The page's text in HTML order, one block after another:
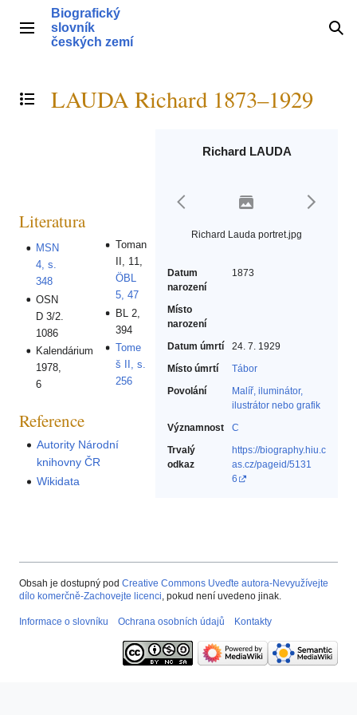
obsahHlavní menu
Biografický
slovník
českých zemí
Přepnout obsah
LAUDA Richard 1873–1929
Richard LAUDA
Richard Lauda portret.jpg
Datum
narození
1873
Místo
narození
Datum úmrtí
24. 7. 1929
Místo úmrtí
Tábor
Povolání
Malíř, iluminátor,
ilustrátor nebo grafik‎
Významnost
C
Trvalý
odkaz
https://biography.hiu.c
as.cz/pageid/5131
6
Literatura
MSN
4, s.
348
OSN
D 3/2.
1086
Kalendárium
1978,
6
Toman
II, 11,
ÖBL
5, 47
BL 2,
394
Tome
š II, s.
256
Reference
Autority Národní
knihovny ČR
Wikidata
Obsah je dostupný pod Creative Commons Uveďte autora-Nevyužívejte
dílo komerčně-Zachovejte licenci, pokud není uvedeno jinak.
Informace o slovníku Ochrana osobních údajů Kontakty